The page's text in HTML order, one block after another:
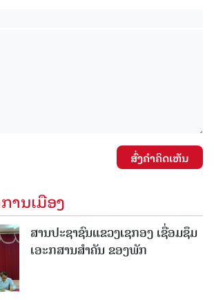
ສົ່ງຄໍາຄິດເຫັນ
ານເມືອງ
ສານປະຊາຊົນແຂວງເຊກອງ ເຊື່ອມຊຶມ
ເອະກສານສໍາຄັນ ຂອງພັກ